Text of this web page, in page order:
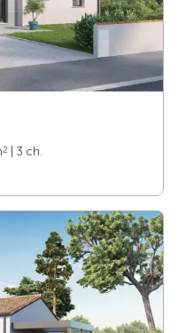
2
| 3 ch.